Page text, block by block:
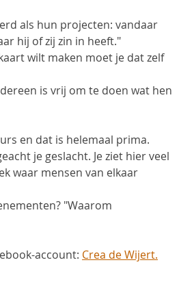
als hun projecten: vandaar
hij of zij zin in heeft."
wilt maken moet je dat zelf
is vrij om te doen wat hen
en dat is helemaal prima.
je geslacht. Je ziet hier veel
waar mensen van elkaar
"Waarom
account: Crea de Wijert.